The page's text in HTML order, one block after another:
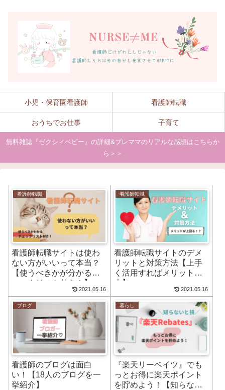
小児・保育園看護師 看護師転職
おうちでお仕事 子育て
無料雑誌『ゼクシィベビー』の詳細&プレママのリアルな感想はこちらか
ら＞＞
看護師転職
看護師転職サイトは使わ
ない方がいいって本当？
【使うべきかが分かるチ
ェックリスト付き！】
2021.05.16
看護師転職
看護師転職サイトのデメ
リットと対策方法【上手
く活用すればメリット
大】
2021.05.16
ブログ
看護師のブログは面白
い！【18人のブログを一
挙紹介】
暮らし
『楽天リーベイツ』でも
っとお得に楽天ポイント
を貯めよう！【知らない